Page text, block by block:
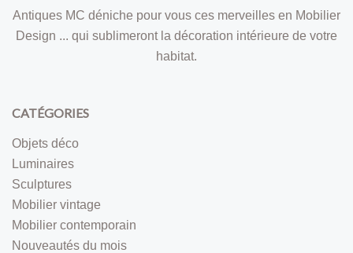
Antiques MC déniche pour vous ces merveilles en Mobilier
Design ... qui sublimeront la décoration intérieure de votre
habitat.
CATÉGORIES
Objets déco
Luminaires
Sculptures
Mobilier vintage
Mobilier contemporain
Nouveautés du mois